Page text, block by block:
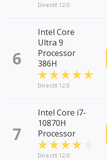
DirectX 12.0
6
Intel Core
Ultra 9
Processor
386H
DirectX 12.0
7
Intel Core i7-
10870H
Processor
DirectX 12.0